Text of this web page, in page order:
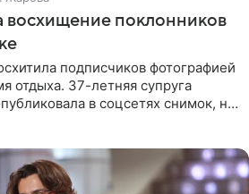
поклонников
подписчиков фотографией
отдыха. 37-летняя супруга
в соцсетях снимок, на